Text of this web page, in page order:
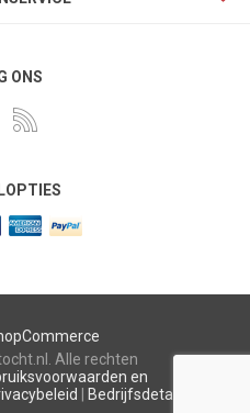
ONS
Alle rechten
en
Bedrijfsdetails